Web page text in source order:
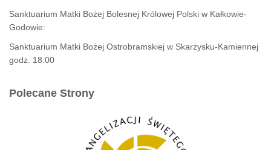
Sanktuarium Matki Bożej Bolesnej Królowej Polski w Kałkowie-
Godowie:
Sanktuarium Matki Bożej Ostrobramskiej w Skarżysku-Kamiennej
godz. 18:00
Polecane Strony